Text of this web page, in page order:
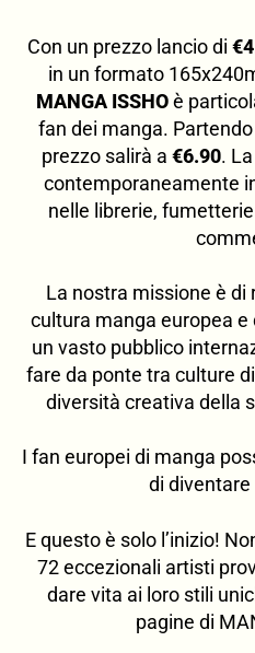
Con un prezzo lancio di
in un formato
MANGA ISSHOè
fan dei manga.
prezzo salirà a €6.90.
contemporaneamente
nelle librerie,
La nostra missione è
cultura manga europea
un vasto pubblico
fare da ponte tra culture
diversità creativa della
I fan europei di manga
di
E questo è solo l’inizio!
72 eccezionali artisti
dare vita ai loro stili
pagine di